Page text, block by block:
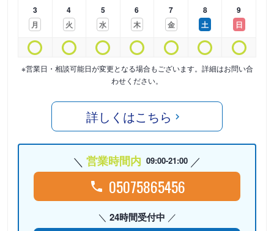
3
月
4
火
5
水
6
木
7
金
8
土
9
日
※営業日・相談可能日が変更となる場合もございます。詳細はお問い合
わせください。
詳しくはこちら
営業時間内 09:00-21:00
05075865456
24時間受付中